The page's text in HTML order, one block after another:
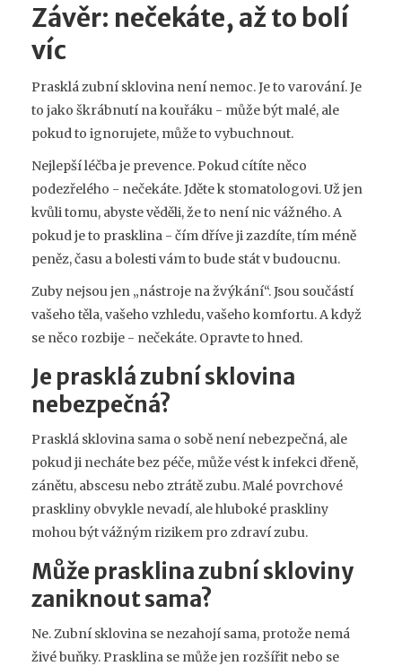
Závěr: nečekáte, až to bolí
víc
Prasklá zubní sklovina není nemoc. Je to varování. Je
to jako škrábnutí na kouřáku - může být malé, ale
pokud to ignorujete, může to vybuchnout.
Nejlepší léčba je prevence. Pokud cítíte něco
podezřelého - nečekáte. Jděte k stomatologovi. Už jen
kvůli tomu, abyste věděli, že to není nic vážného. A
pokud je to prasklina - čím dříve ji zazdíte, tím méně
peněz, času a bolesti vám to bude stát v budoucnu.
Zuby nejsou jen „nástroje na žvýkání“. Jsou součástí
vašeho těla, vašeho vzhledu, vašeho komfortu. A když
se něco rozbije - nečekáte. Opravte to hned.
Je prasklá zubní sklovina
nebezpečná?
Prasklá sklovina sama o sobě není nebezpečná, ale
pokud ji necháte bez péče, může vést k infekci dřeně,
zánětu, abscesu nebo ztrátě zubu. Malé povrchové
praskliny obvykle nevadí, ale hluboké praskliny
mohou být vážným rizikem pro zdraví zubu.
Může prasklina zubní skloviny
zaniknout sama?
Ne. Zubní sklovina se nezahojí sama, protože nemá
živé buňky. Prasklina se může jen rozšířit nebo se